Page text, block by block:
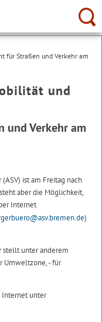
für Straßen und Verkehr am
und
und Verkehr am
ist am Freitag nach
aber die Möglichkeit,
Internet
)
stellt unter anderem
Umweltzone, - für
Internet unter